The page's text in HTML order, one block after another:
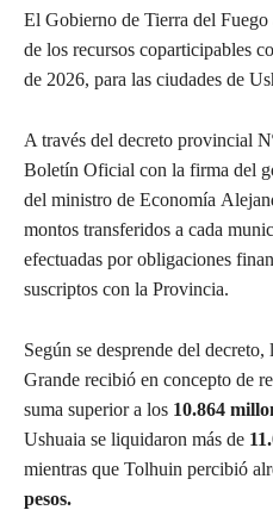
El Gobierno de Tierra del
de los recursos coparticipables
de 2026, para las ciudades de
A través del decreto provincial
Boletín Oficial con la firma del
del ministro de Economía
montos transferidos a cada
efectuadas por obligaciones
suscriptos con la Provincia.
Según se desprende del
Grande recibió en concepto de
suma superior a los 10.864
Ushuaia se liquidaron más de
mientras que Tolhuin percibió
pesos.